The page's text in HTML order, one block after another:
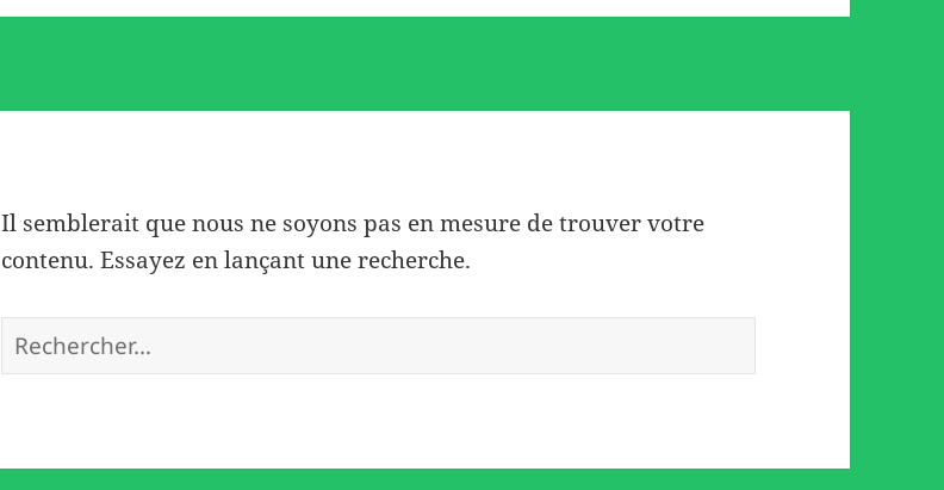
Il semblerait que nous ne soyons pas en mesure de trouver votre
contenu. Essayez en lançant une recherche.
Rechercher :